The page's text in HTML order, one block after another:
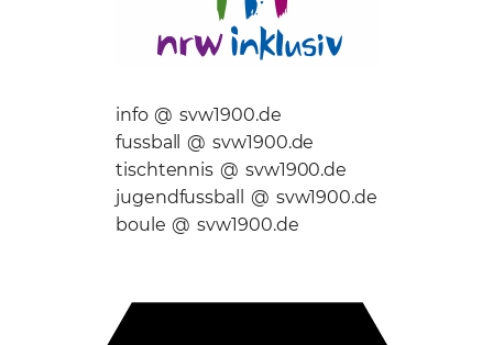
info @ svw1900.de
fussball @ svw1900.de
tischtennis @ svw1900.de
jugendfussball @ svw1900.de
boule @ svw1900.de